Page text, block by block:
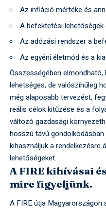
Az infláció mértéke és
A befektetési
Az adózási rendszer a
Az egyéni életmód és a
Összességében
lehetséges, de valószínűleg
még alaposabb tervezést,
reális célok kitűzése és a
változó gazdasági
hosszú távú
kihasználjuk a rendelkezésre
lehetőségeket.
A FIRE kihívásai
mire figyeljünk.
A FIRE útja Magyarországon